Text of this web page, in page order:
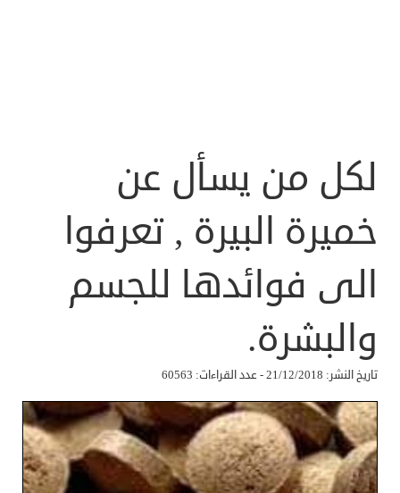
لكل من يسأل عن
خميرة البيرة , تعرفوا
الى فوائدها للجسم
والبشرة.
تاريخ النشر: 21/12/2018 - عدد القراءات: 60563